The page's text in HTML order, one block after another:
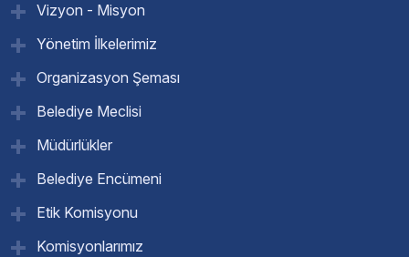
Vizyon - Misyon
Yönetim İlkelerimiz
Organizasyon Şeması
Belediye Meclisi
Müdürlükler
Belediye Encümeni
Etik Komisyonu
Komisyonlarımız